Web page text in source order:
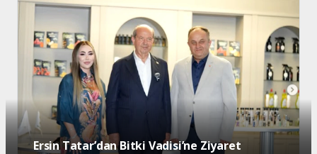
Ersin Tatar’dan Bitki Vadisi’ne Ziyaret